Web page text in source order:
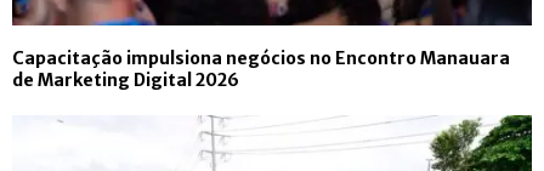
Capacitação impulsiona negócios no Encontro Manauara
de Marketing Digital 2026